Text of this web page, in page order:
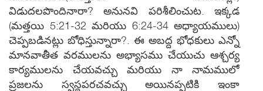
విడుదలపొందినారా? అనునవి పరిశీలించుట. ఇక్కడ
(మత్తయి 5:21-32 మరియు 6:24-34 అధ్యాయములు)
చెప్పబడినట్లు బోధిస్తున్నారా?. ఈ అబద్ద భోధకులు ఎన్నో
మానవాతీత వరములను అభ్యాసము చేయుచు ఆశ్చర్య
కార్యములను చేయవచ్చు మరియు నా నామములో
ప్రజలను స్వస్ధపరచవచ్చు అయినప్పటికి ఇంకా